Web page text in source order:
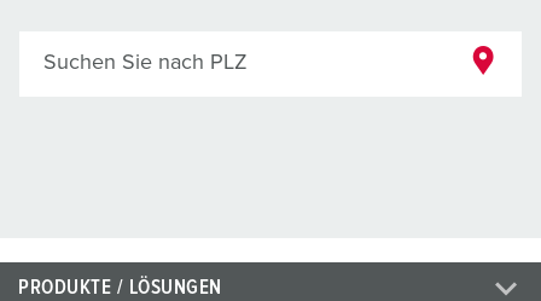
Suchen Sie nach PLZ
PRODUKTE / LÖSUNGEN